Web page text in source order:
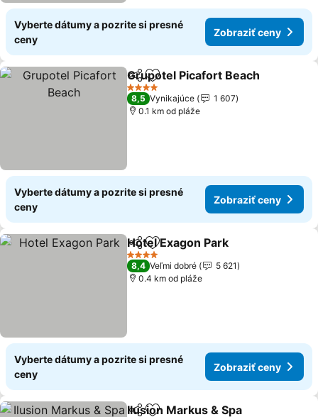
Vyberte dátumy a pozrite si presné
ceny
Zobraziť ceny
ZdieľaťPridať do obľúbených
Grupotel Picafort Beach
4 Počet hviezdičiek
8,5 Vynikajúce
1 607
0.1 km od pláže
Vyberte dátumy a pozrite si presné
ceny
Zobraziť ceny
ZdieľaťPridať do obľúbených
Hotel Exagon Park
4 Počet hviezdičiek
8,4 Veľmi dobré
5 621
0.4 km od pláže
Vyberte dátumy a pozrite si presné
ceny
Zobraziť ceny
Ilusion Markus & Spa